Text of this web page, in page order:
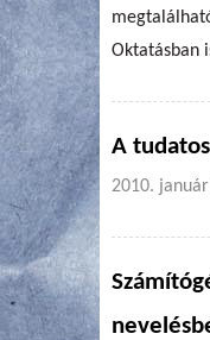
Oktatásban
A
2010.